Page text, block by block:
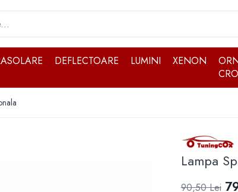
DEFLECTOARE LUMINI XENON
Lampa
90,50 Lei